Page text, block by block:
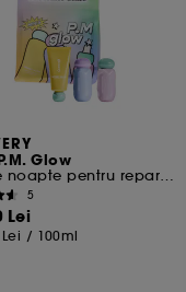
Glow
Trio de noapte pentru repararea barierei cutanate
5
Lei
/ 100ml